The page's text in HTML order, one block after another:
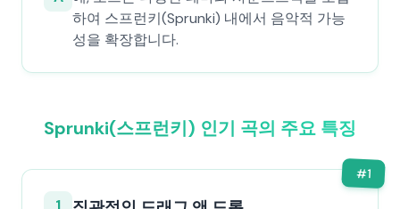
하여 스프런키(Sprunki) 내에서 음악적 가능
성을 확장합니다.
Sprunki(스프런키) 인기 곡의 주요 특징
#1
1